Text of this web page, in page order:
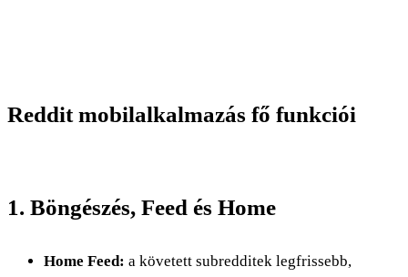
Reddit mobilalkalmazás fő funkciói
1. Böngészés, Feed és Home
Home Feed: a követett subredditek legfrissebb,